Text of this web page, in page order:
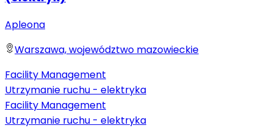
Apleona
Warszawa, województwo mazowieckie
Facility Management
Utrzymanie ruchu - elektryka
Facility Management
Utrzymanie ruchu - elektryka